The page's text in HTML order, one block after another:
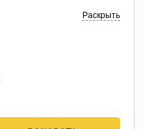
Раскрыть